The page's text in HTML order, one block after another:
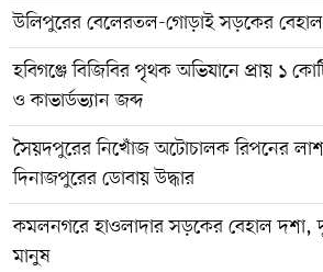
উলিপুরের বেলেরতল-গোড়াই সড়কের
হবিগঞ্জে বিজিবির পৃথক অভিযানে প্রায় ১
ও কাভার্ডভ্যান জব্দ
সৈয়দপুরের নিখোঁজ অটোচালক রিপনের
দিনাজপুরের ডোবায় উদ্ধার
কমলনগরে হাওলাদার সড়কের বেহাল দশা,
মানুষ